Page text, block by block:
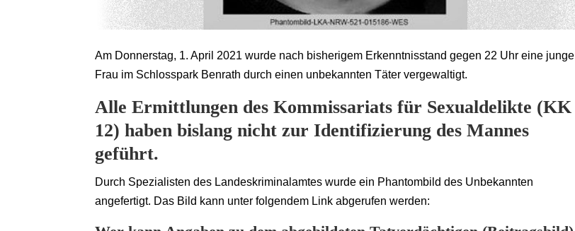
Am Donnerstag, 1. April 2021 wurde nach bisherigem Erkenntnisstand gegen 22 Uhr eine junge
Frau im Schlosspark Benrath durch einen unbekannten Täter vergewaltigt.
Alle Ermittlungen des Kommissariats für Sexualdelikte (KK
12) haben bislang nicht zur Identifizierung des Mannes
geführt.
Durch Spezialisten des Landeskriminalamtes wurde ein Phantombild des Unbekannten
angefertigt. Das Bild kann unter folgendem Link abgerufen werden: